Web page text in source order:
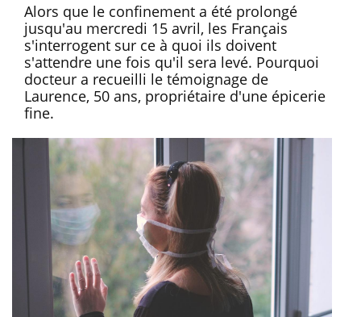
Alors que le confinement a été prolongé
jusqu'au mercredi 15 avril, les Français
s'interrogent sur ce à quoi ils doivent
s'attendre une fois qu'il sera levé. Pourquoi
docteur a recueilli le témoignage de
Laurence, 50 ans, propriétaire d'une épicerie
fine.